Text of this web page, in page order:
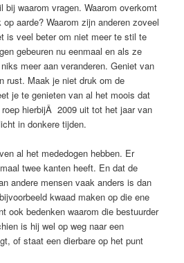
waarom vragen. Waarom overkomt
aarde? Waarom zijn anderen zoveel
is veel beter om niet meer te stil te
gebeuren nu eenmaal en als ze
meer aan veranderen. Geniet van
rust. Maak je niet druk om de
je te genieten van al het moois dat
hierbijÂ 2009 uit tot het jaar van
in donkere tijden.
al het mededogen hebben. Er
twee kanten heeft. En dat de
andere mensen vaak anders is dan
kwaad maken op die ene
ook bedenken waarom die bestuurder
is hij wel op weg naar een
of staat een dierbare op het punt